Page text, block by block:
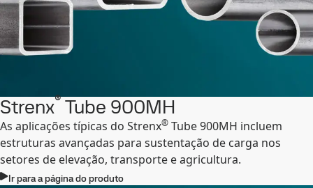
Strenx®Tube 900MH
As aplicações típicas do Strenx® Tube 900MH incluem
estruturas avançadas para sustentação de carga nos
setores de elevação, transporte e agricultura.
Ir para a página do produto